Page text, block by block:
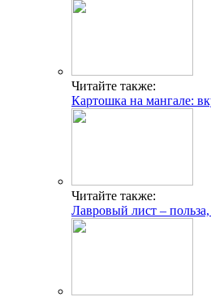
Читайте также:
Картошка на мангале:
Читайте также:
Лавровый лист –